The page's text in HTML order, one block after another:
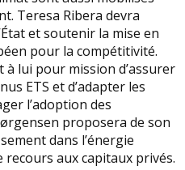
Teresa Ribera devra
et soutenir la mise en
pour la compétitivité.
lui pour mission d’assurer
ETS et d’adapter les
l’adoption des
proposera de son
dans l’énergie
aux capitaux privés.